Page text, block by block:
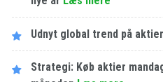
Udnyt global trend på
Strategi: Køb aktier